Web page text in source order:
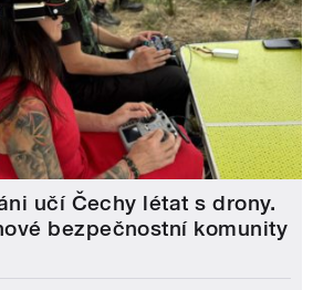
učí Čechy létat s drony.
bezpečnostní komunity